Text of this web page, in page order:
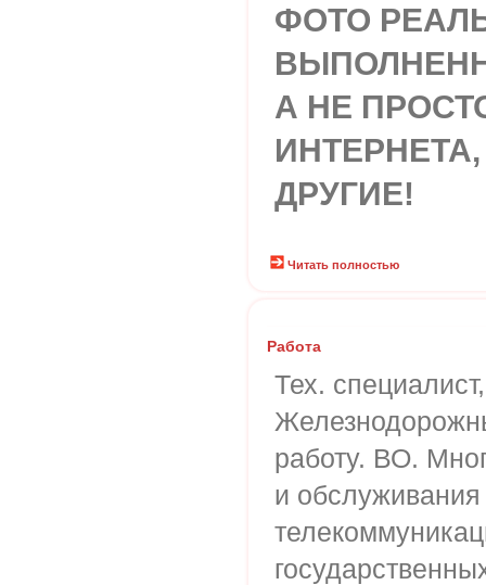
ФОТО
А НЕ
ДРУГИЕ!
Читать полностью
Работа
Тех.
работу. ВО.
и